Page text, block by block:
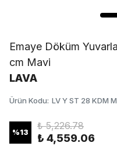
Emaye Döküm
cm Mavi
LAVA
Ürün Kodu: LV Y ST 28 KDM M
%13
₺ 5,226.78
₺ 4,559.06